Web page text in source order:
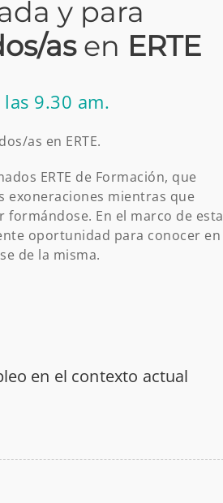
y para
asen ERTE
las 9.30 am.
as en ERTE.
ERTE de Formación, que
exoneraciones mientras que
En el marco de esta
oportunidad para conocer en
de la misma.
en el contexto actual